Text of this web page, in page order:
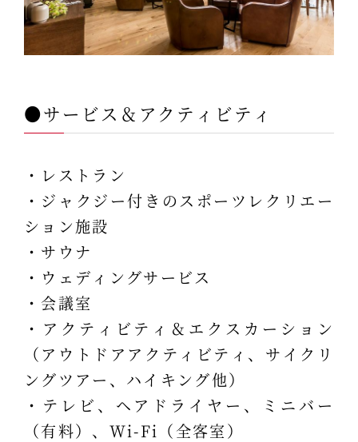
●サービス＆アクティビティ
・レストラン
・ジャクジー付きのスポーツレクリエー
ション施設
・サウナ
・ウェディングサービス
・会議室
・アクティビティ＆エクスカーション
（アウトドアアクティビティ、サイクリ
ングツアー、ハイキング他）
・テレビ、ヘアドライヤー、ミニバー
（有料）、Wi-Fi（全客室）